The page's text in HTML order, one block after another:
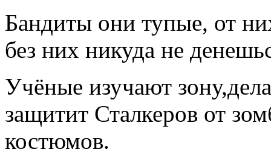
Бандиты они тупые, от
без них никуда не
Учёные изучают
защитит Сталкеров от
костюмов.